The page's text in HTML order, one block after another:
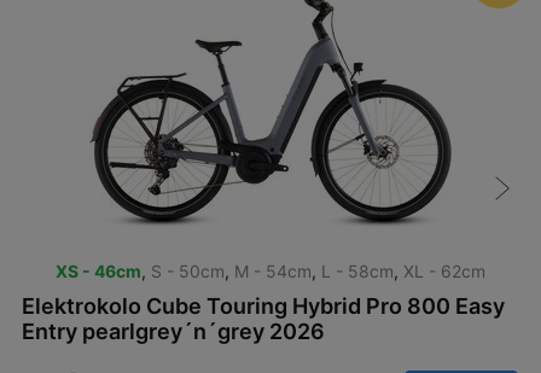
XS - 46cm, S - 50cm, M - 54cm, L - 58cm, XL - 62cm
Elektrokolo Cube Touring Hybrid Pro 800 Easy
Entry pearlgrey´n´grey 2026